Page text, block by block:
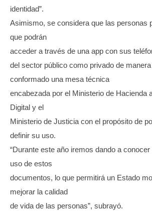
identidad”.
Asimismo, se considera que las personas
que podrán
acceder a través de una app con sus
del sector público como privado de
conformado una mesa técnica
encabezada por el Ministerio de Hacienda
Digital y el
Ministerio de Justicia con el propósito de
definir su uso.
“Durante este año iremos dando a
uso de estos
documentos, lo que permitirá un Estado
mejorar la calidad
de vida de las personas”, subrayó.